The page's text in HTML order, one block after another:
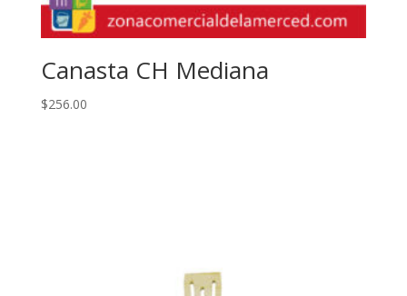
Canasta CH Mediana
$256.00